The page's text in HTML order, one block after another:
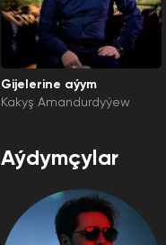
Gijelerine aýym
Kakyş Amandurdyýew
Aýdymçylar